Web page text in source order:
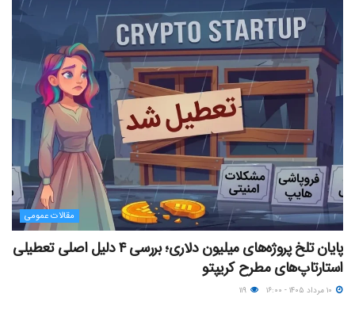
مقالات عمومی
پایان تلخ پروژه‌های میلیون دلاری؛ بررسی ۴ دلیل اصلی تعطیلی
استارتاپ‌های مطرح کریپتو